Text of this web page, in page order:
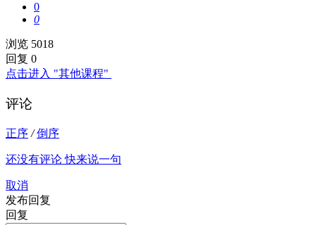
0
0
浏览 5018
回复 0
点击进入 "其他课程"
评论
正序 / 倒序
还没有评论 快来说一句
取消
发布回复
回复